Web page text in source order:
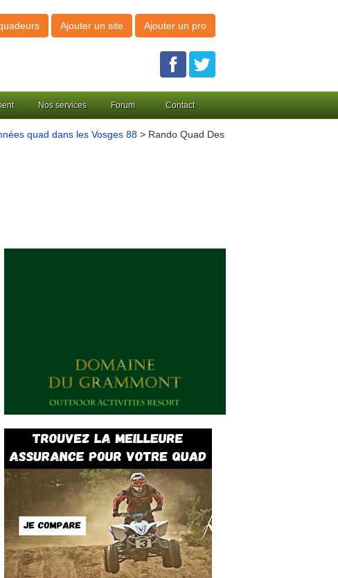
Ajouter un site Ajouter un pro
Nos services Forum Contact
quad dans les Vosges 88 > Rando Quad Des